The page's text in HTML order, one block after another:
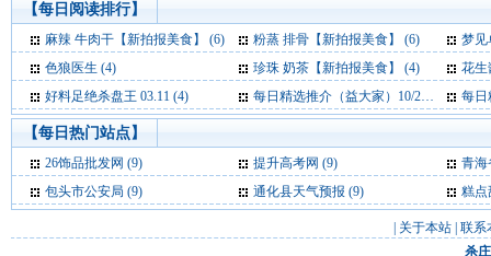
【每日阅读排行】
麻辣 牛肉干【新拍报美食】 (6) 粉蒸 排骨【新拍报美食】 (6)
梦见单峰
色狼医生 (4)
珍珠 奶茶【新拍报美食】 (4)
花生
好料足绝杀盘王 03.11 (4)
每日精选推介（益大家）10/20 (4) 每日
【每日热门站点】
26饰品批发网 (9) 提升高考网 (9)
青海
包头市公安局 (9) 通化县天气预报 (9) 糕点
关于本站 联系
杀